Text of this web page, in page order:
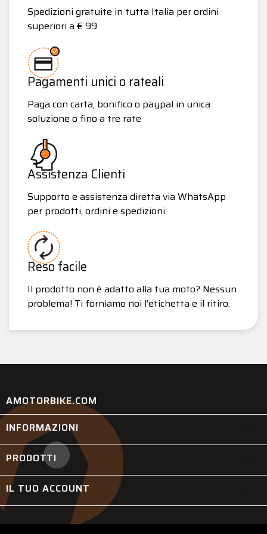
Spedizioni gratuite in tutta Italia per ordini
superiori a € 99
Pagamenti unici o rateali
Paga con carta, bonifico o paypal in unica
soluzione o fino a tre rate
Assistenza Clienti
Supporto e assistenza diretta via WhatsApp
per prodotti, ordini e spedizioni.
Reso facile
Il prodotto non è adatto alla tua moto? Nessun
problema! Ti forniamo noi l’etichetta e il ritiro.
AMOTORBIKE.COM
INFORMAZIONI
PRODOTTI
IL TUO ACCOUNT